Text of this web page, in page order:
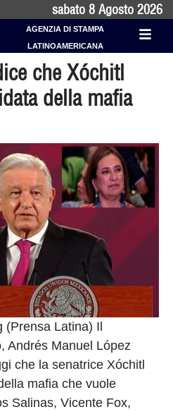
sabato 8 Agosto 2026
AGENZIA DI STAMPA
LATINOAMERICANA
che Xóchitl
della mafia
(Prensa Latina) Il
Andrés Manuel López
che la senatrice Xóchitl
mafia che vuole
Salinas, Vicente Fox,